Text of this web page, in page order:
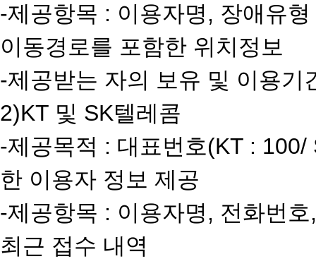
-제공항목 : 이용자명, 장애유
이동경로를 포함한 위치정보
-제공받는 자의 보유 및 이용
2)KT 및 SK텔레콤
-제공목적 : 대표번호(KT :
한 이용자 정보 제공
-제공항목 : 이용자명, 전화번
최근 접수 내역